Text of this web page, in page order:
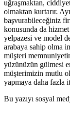
uğraşmaktan,
olmaktan kurtarır.
başvurabileceğiniz
konusunda da
yelpazesi ve model
arabaya sahip olma
müşteri
yüzünüzün gülmesi
müşterimizin mutlu
yapmaya daha fazla
Bu yazıyı sosyal